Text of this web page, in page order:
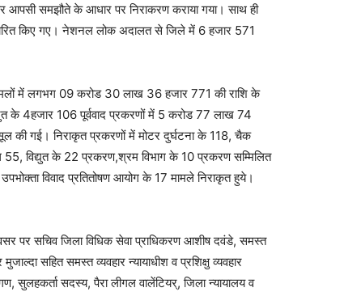
आपसी समझौते के आधार पर निराकरण कराया गया। साथ ही
किए गए। नेशनल लोक अदालत से जिले में 6 हजार 571
में लगभग 09 करोड 30 लाख 36 हजार 771 की राशि के
के 4हजार 106 पूर्ववाद प्रकरणों में 5 करोड 77 लाख 74
की गई। निराकृत प्रकरणों में मोटर दुर्घटना के 118, चैक
विद्युत के 22 प्रकरण,श्रम विभाग के 10 प्रकरण सम्मिलित
विवाद प्रतितोषण आयोग के 17 मामले निराकृत हुये।
पर सचिव जिला विधिक सेवा प्राधिकरण आशीष दवंडे, समस्त
सहित समस्त व्यवहार न्यायाधीश व प्रशिक्षु व्यवहार
सुलहकर्ता सदस्य, पैरा लीगल वालेंटियर्, जिला न्यायालय व